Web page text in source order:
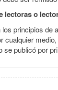
lectoras o
principios de
cualquier
se publicó por